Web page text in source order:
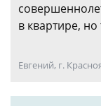
в квартире,
Евгений, г.